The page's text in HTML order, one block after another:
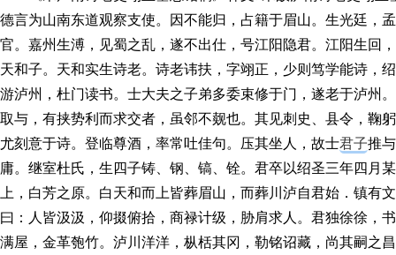
德言为山南东道观察支使。因不能归，占籍于眉山。生光廷，
官。嘉州生溥，见蜀之乱，遂不出仕，号江阳隐君。江阳生回
天和子。天和实生诗老。诗老讳扶，字翊正，少则笃学能诗，
游泸州，杜门读书。士大夫之子弟多委束修于门，遂老于泸州
取与，有挟势利而求交者，虽邻不觌也。其见刺史、县令，鞠
尤刻意于诗。登临尊酒，率常吐佳句。压其坐人，故士君子推
庸。继室杜氏，生四子铸、钢、镐、铨。君卒以绍圣三年四月
上，白芳之原。白天和而上皆葬眉山，而葬川泸自君始．镇
曰：人皆汲汲，仰掇俯拾，商禄计级，胁肩求人。君独徐徐，
满屋，金革匏竹。泸川洋洋，枞栝其冈，勒铭诏藏，尚其嗣之